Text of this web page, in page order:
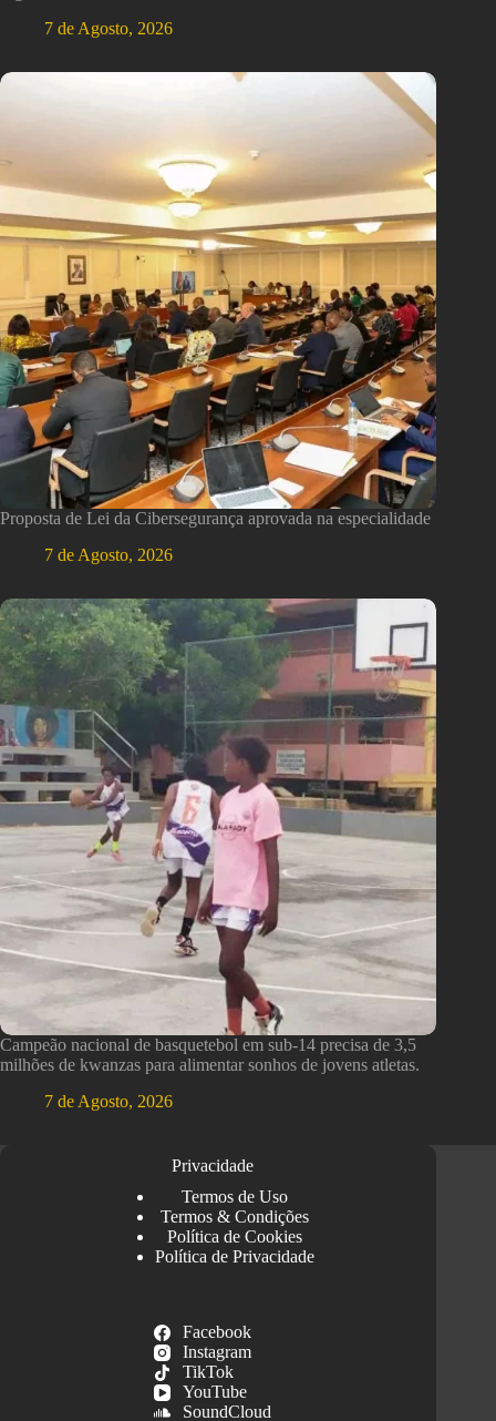
7 de Agosto, 2026
Proposta de Lei da Cibersegurança aprovada na especialidade
7 de Agosto, 2026
Campeão nacional de basquetebol em sub-14 precisa de 3,5
milhões de kwanzas para alimentar sonhos de jovens atletas.
7 de Agosto, 2026
Privacidade
Termos de Uso
Termos & Condições
Política de Cookies
Política de Privacidade
Facebook
Instagram
TikTok
YouTube
SoundCloud